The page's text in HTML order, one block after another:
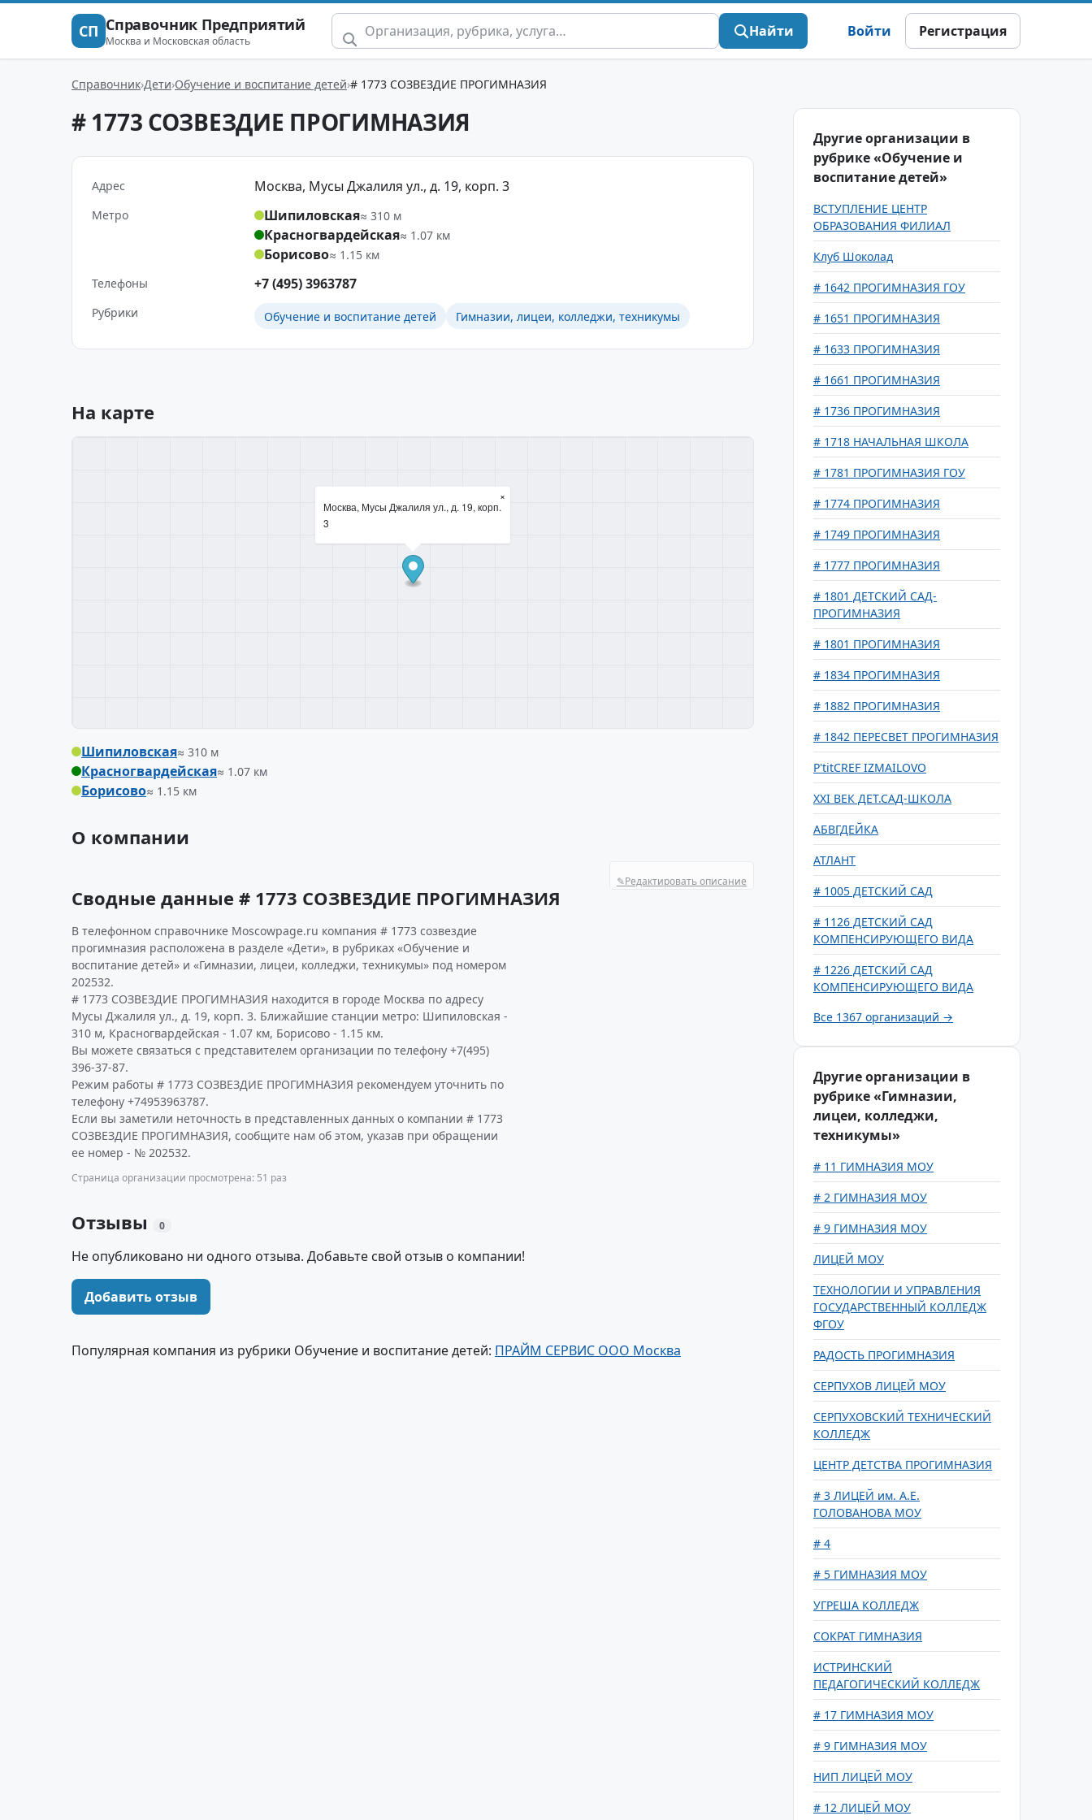
СП Справочник Предприятий
Москва и Московская область
Найти Войти Регистрация
Справочник Дети Обучение и воспитание детей # 1773 СОЗВЕЗДИЕ ПРОГИМНАЗИЯ
# 1773 СОЗВЕЗДИЕ ПРОГИМНАЗИЯ
Адрес Москва, Мусы Джалиля ул., д. 19, корп. 3
Метро Шипиловская≈ 310 м
Красногвардейская≈ 1.07 км
Борисово≈ 1.15 км
Телефоны
+7 (495) 3963787
Рубрики Обучение и воспитание детей Гимназии, лицеи, колледжи, техникумы
На карте
Москва, Мусы Джалиля ул., д. 19, корп.
3
×
Шипиловская≈ 310 м
Красногвардейская≈ 1.07 км
Борисово≈ 1.15 км
О компании
✎Редактировать описание
Сводные данные # 1773 СОЗВЕЗДИЕ ПРОГИМНАЗИЯ
В телефонном справочнике Moscowpage.ru компания # 1773 созвездие
прогимназия расположена в разделе «Дети», в рубриках «Обучение и
воспитание детей» и «Гимназии, лицеи, колледжи, техникумы» под номером
202532.
# 1773 СОЗВЕЗДИЕ ПРОГИМНАЗИЯ находится в городе Москва по адресу
Мусы Джалиля ул., д. 19, корп. 3. Ближайшие станции метро: Шипиловская -
310 м, Красногвардейская - 1.07 км, Борисово - 1.15 км.
Вы можете связаться с представителем организации по телефону +7(495)
396-37-87.
Режим работы # 1773 СОЗВЕЗДИЕ ПРОГИМНАЗИЯ рекомендуем уточнить по
телефону +74953963787.
Если вы заметили неточность в представленных данных о компании # 1773
СОЗВЕЗДИЕ ПРОГИМНАЗИЯ, сообщите нам об этом, указав при обращении
ее номер - № 202532.
Страница организации просмотрена: 51 раз
Отзывы 0
Не опубликовано ни одного отзыва. Добавьте свой отзыв о компании!
Добавить отзыв
Популярная компания из рубрики Обучение и воспитание детей: ПРАЙМ СЕРВИС ООО Москва
Другие организации в
рубрике «Обучение и
воспитание детей»
ВСТУПЛЕНИЕ ЦЕНТР
ОБРАЗОВАНИЯ ФИЛИАЛ
Клуб Шоколад
# 1642 ПРОГИМНАЗИЯ ГОУ
# 1651 ПРОГИМНАЗИЯ
# 1633 ПРОГИМНАЗИЯ
# 1661 ПРОГИМНАЗИЯ
# 1736 ПРОГИМНАЗИЯ
# 1718 НАЧАЛЬНАЯ ШКОЛА
# 1781 ПРОГИМНАЗИЯ ГОУ
# 1774 ПРОГИМНАЗИЯ
# 1749 ПРОГИМНАЗИЯ
# 1777 ПРОГИМНАЗИЯ
# 1801 ДЕТСКИЙ САД-
ПРОГИМНАЗИЯ
# 1801 ПРОГИМНАЗИЯ
# 1834 ПРОГИМНАЗИЯ
# 1882 ПРОГИМНАЗИЯ
# 1842 ПЕРЕСВЕТ ПРОГИМНАЗИЯ
P'titCREF IZMAILOVO
XXI ВЕК ДЕТ.САД-ШКОЛА
АБВГДЕЙКА
АТЛАНТ
# 1005 ДЕТСКИЙ САД
# 1126 ДЕТСКИЙ САД
КОМПЕНСИРУЮЩЕГО ВИДА
# 1226 ДЕТСКИЙ САД
КОМПЕНСИРУЮЩЕГО ВИДА
Все 1367 организаций →
Другие организации в
рубрике «Гимназии,
лицеи, колледжи,
техникумы»
# 11 ГИМНАЗИЯ МОУ
# 2 ГИМНАЗИЯ МОУ
# 9 ГИМНАЗИЯ МОУ
ЛИЦЕЙ МОУ
ТЕХНОЛОГИИ И УПРАВЛЕНИЯ
ГОСУДАРСТВЕННЫЙ КОЛЛЕДЖ
ФГОУ
РАДОСТЬ ПРОГИМНАЗИЯ
СЕРПУХОВ ЛИЦЕЙ МОУ
СЕРПУХОВСКИЙ ТЕХНИЧЕСКИЙ
КОЛЛЕДЖ
ЦЕНТР ДЕТСТВА ПРОГИМНАЗИЯ
# 3 ЛИЦЕЙ им. А.Е.
ГОЛОВАНОВА МОУ
# 4
# 5 ГИМНАЗИЯ МОУ
УГРЕША КОЛЛЕДЖ
СОКРАТ ГИМНАЗИЯ
ИСТРИНСКИЙ
ПЕДАГОГИЧЕСКИЙ КОЛЛЕДЖ
# 17 ГИМНАЗИЯ МОУ
# 9 ГИМНАЗИЯ МОУ
НИП ЛИЦЕЙ МОУ
# 12 ЛИЦЕЙ МОУ